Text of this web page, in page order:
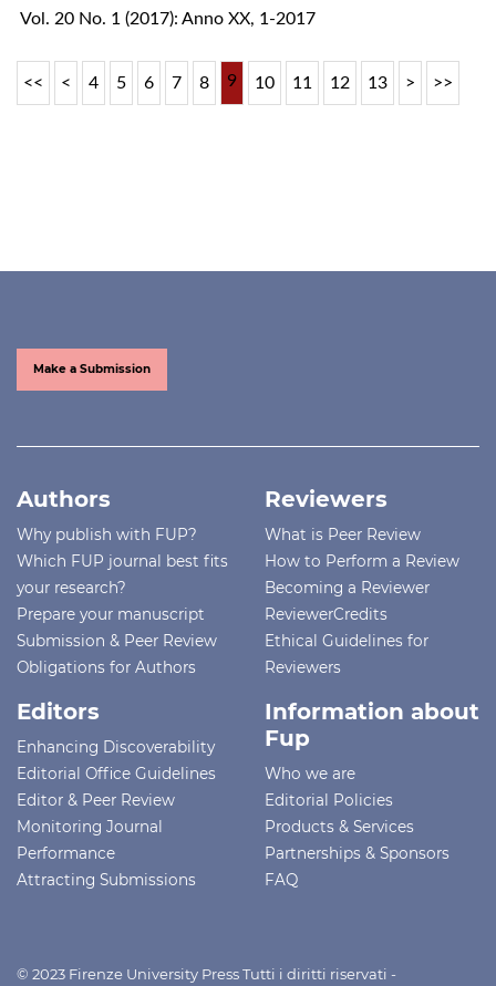
Vol. 20 No. 1 (2017): Anno XX, 1-2017
<< < 4 5 6 7 8 9 10 11 12 13 > >>
Make a Submission
Authors
Why publish with FUP?
Which FUP journal best fits
your research?
Prepare your manuscript
Submission & Peer Review
Obligations for Authors
Reviewers
What is Peer Review
How to Perform a Review
Becoming a Reviewer
ReviewerCredits
Ethical Guidelines for
Reviewers
Editors
Enhancing Discoverability
Editorial Office Guidelines
Editor & Peer Review
Monitoring Journal
Performance
Attracting Submissions
Information about
Fup
Who we are
Editorial Policies
Products & Services
Partnerships & Sponsors
FAQ
© 2023 Firenze University Press Tutti i diritti riservati -